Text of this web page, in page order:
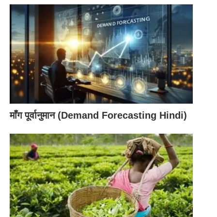
इसका मतलब है कि श्रम को संग्रहीत नहीं किया जा सकता है।
एक बेरोजगार श्रमिक का श्रम उस दिन के लिए हमेशा के लिए खो
जाता है जब वह काम नहीं करता है।
श्रम को न तो स्थगित किया जा सकता है और न ही अगले दिन के
लिए संचित किया जा सकता है। यह नाश हो जाएगा। एक बार
समय खो जाने के बाद वह हमेशा के लिए खो जाता है।
श्रम को मजदूर से अलग नहीं किया जा सकता है:
भूमि और पूंजी को उनके मालिक से अलग किया जा सकता है,
लेकिन श्रम को एक मजदूर से अलग नहीं किया जा सकता है।
श्रम और मजदूर एक दूसरे के लिए अपरिहार्य हैं।
उदाहरण के लिए, स्कूल में पढ़ाने के लिए शिक्षक की योग्यता को घर
पर लाना संभव नहीं है। एक शिक्षक का श्रम तभी काम कर सकता
माँग पूर्वानुमान (Demand Forecasting Hindi)